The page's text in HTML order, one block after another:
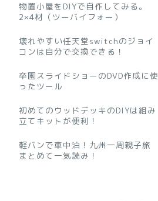
物置小屋をDIYで自作してみる。
2×4材（ツーバイフォー）
壊れやすい任天堂switchのジョイ
コンは自分で交換できる！
卒園スライドショーのDVD作成に使
ったツール
初めてのウッドデッキのDIYは組み
立てキットが便利！
軽バンで車中泊！九州一周親子旅
まとめて一気読み！